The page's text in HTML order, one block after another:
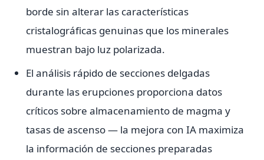
borde sin alterar las características
cristalográficas genuinas que los minerales
muestran bajo luz polarizada.
El análisis rápido de secciones delgadas
durante las erupciones proporciona datos
críticos sobre almacenamiento de magma y
tasas de ascenso — la mejora con IA maximiza
la información de secciones preparadas